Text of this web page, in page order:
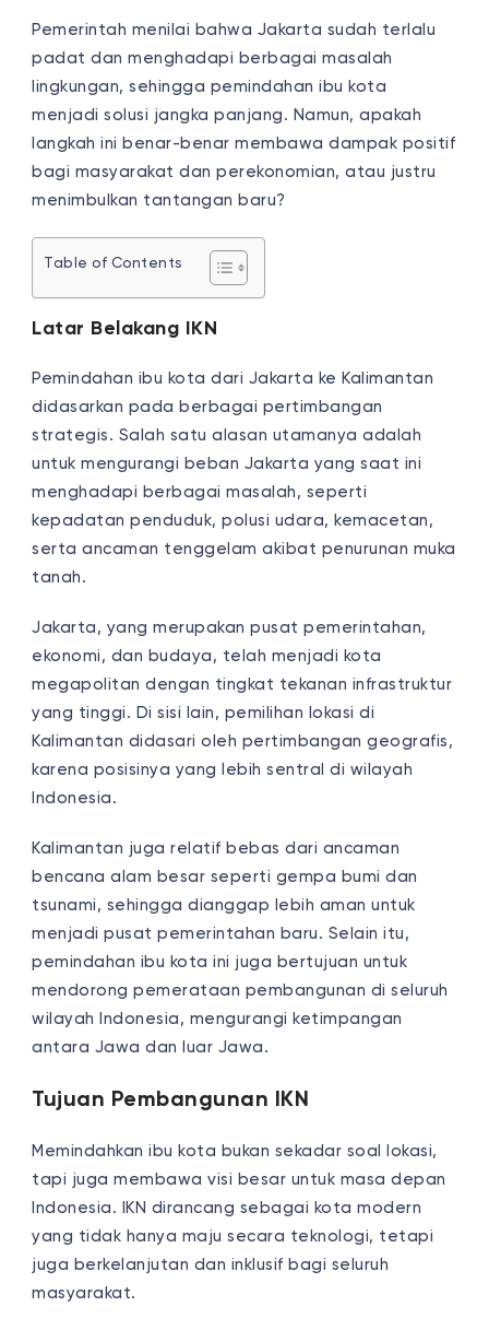
Pemerintah menilai bahwa Jakarta sudah terlalu
padat dan menghadapi berbagai masalah
lingkungan, sehingga pemindahan ibu kota
menjadi solusi jangka panjang. Namun, apakah
langkah ini benar-benar membawa dampak positif
bagi masyarakat dan perekonomian, atau justru
menimbulkan tantangan baru?
Table of Contents
Latar Belakang IKN
Pemindahan ibu kota dari Jakarta ke Kalimantan
didasarkan pada berbagai pertimbangan
strategis. Salah satu alasan utamanya adalah
untuk mengurangi beban Jakarta yang saat ini
menghadapi berbagai masalah, seperti
kepadatan penduduk, polusi udara, kemacetan,
serta ancaman tenggelam akibat penurunan muka
tanah.
Jakarta, yang merupakan pusat pemerintahan,
ekonomi, dan budaya, telah menjadi kota
megapolitan dengan tingkat tekanan infrastruktur
yang tinggi. Di sisi lain, pemilihan lokasi di
Kalimantan didasari oleh pertimbangan geografis,
karena posisinya yang lebih sentral di wilayah
Indonesia.
Kalimantan juga relatif bebas dari ancaman
bencana alam besar seperti gempa bumi dan
tsunami, sehingga dianggap lebih aman untuk
menjadi pusat pemerintahan baru. Selain itu,
pemindahan ibu kota ini juga bertujuan untuk
mendorong pemerataan pembangunan di seluruh
wilayah Indonesia, mengurangi ketimpangan
antara Jawa dan luar Jawa.
Tujuan Pembangunan IKN
Memindahkan ibu kota bukan sekadar soal lokasi,
tapi juga membawa visi besar untuk masa depan
Indonesia. IKN dirancang sebagai kota modern
yang tidak hanya maju secara teknologi, tetapi
juga berkelanjutan dan inklusif bagi seluruh
masyarakat.